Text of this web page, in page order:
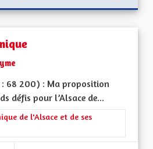
: 68 200) : Ma proposition
défis pour l’Alsace de...
la catégorie : L'attractivité
de l'Alsace et de ses